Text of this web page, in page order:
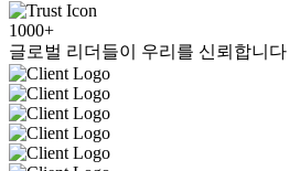
1000+
글로벌 리더들이 우리를 신뢰합니다